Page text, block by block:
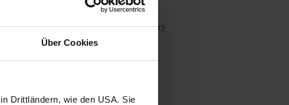
Über Cookies
Drittländern, wie den USA. Sie
4793